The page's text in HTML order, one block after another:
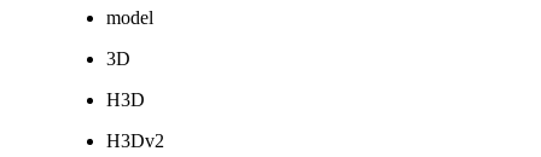
model
3D
H3D
H3Dv2